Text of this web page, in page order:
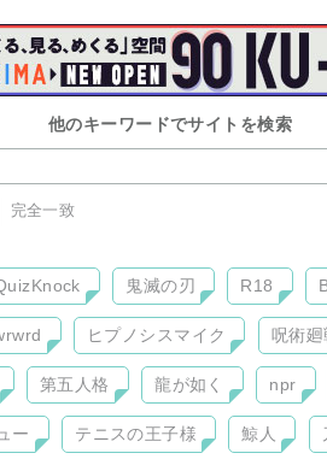
他のキーワードでサイトを検索
完全一致
鬼滅の刃 R18
ヒプノシスマイク 呪術廻
第五人格 龍が如く npr
ー テニスの王子様 鯨人